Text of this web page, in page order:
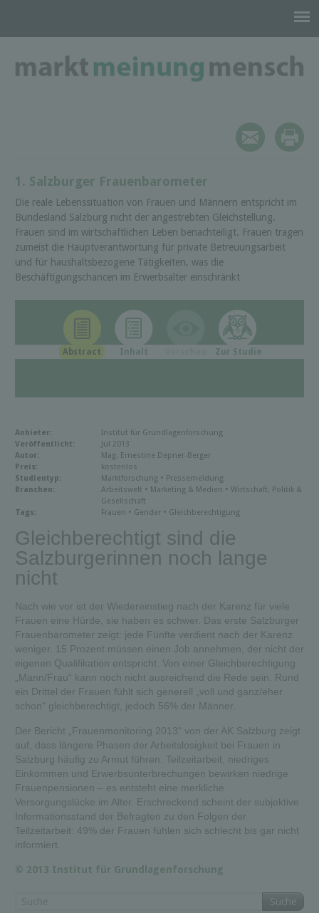
1. Salzburger Frauenbarometer
Die reale Lebenssituation von Frauen und Männern entspricht im
Bundesland Salzburg nicht der angestrebten Gleichstellung.
Frauen sind im wirtschaftlichen Leben benachteiligt. Frauen tragen
zumeist die Hauptverantwortung für private Betreuungsarbeit
und für haushaltsbezogene Tätigkeiten, was die
Beschäftigungschancen im Erwerbsalter einschränkt
Abstract Inhalt Zur Studie
Anbieter:
Institut für Grundlagenforschung
Veröffentlicht:
Jul 2013
Autor:
Mag. Ernestine Depner-Berger
Preis:
kostenlos
Studientyp:
Marktforschung • Pressemeldung
Branchen:
Arbeitswelt • Marketing & Medien • Wirtschaft, Politik &
Gesellschaft
Tags:
Frauen • Gender • Gleichberechtigung
Gleichberechtigt sind die
Salzburgerinnen noch lange
nicht
Nach wie vor ist der Wiedereinstieg nach der Karenz für viele
Frauen eine Hürde, sie haben es schwer. Das erste Salzburger
Frauenbarometer zeigt: jede Fünfte verdient nach der Karenz
weniger. 15 Prozent müssen einen Job annehmen, der nicht der
eigenen Qualifikation entspricht. Von einer Gleichberechtigung
„Mann/Frau“ kann noch nicht ausreichend die Rede sein. Rund
ein Drittel der Frauen fühlt sich generell „voll und ganz/eher
schon“ gleichberechtigt, jedoch 56% der Männer.
Der Bericht „Frauenmonitoring 2013“ von der AK Salzburg zeigt
auf, dass längere Phasen der Arbeitslosigkeit bei Frauen in
Salzburg häufig zu Armut führen. Teilzeitarbeit, niedriges
Einkommen und Erwerbsunterbrechungen bewirken niedrige
Frauenpensionen – es entsteht eine merkliche
Versorgungslücke im Alter. Erschreckend scheint der subjektive
Informationsstand der Befragten zu den Folgen der
Teilzeitarbeit: 49% der Frauen fühlen sich schlecht bis gar nicht
informiert.
© 2013 Institut für Grundlagenforschung
Suche